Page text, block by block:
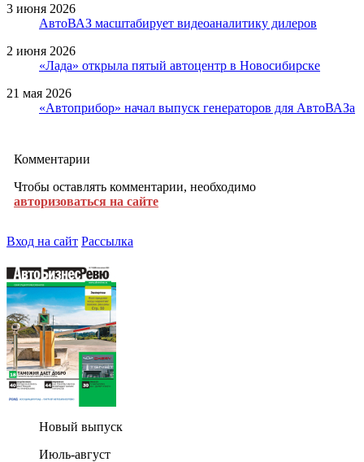
3 июня 2026
АвтоВАЗ масштабирует видеоаналитику дилеров
2 июня 2026
«Лада» открыла пятый автоцентр в Новосибирске
21 мая 2026
«Автоприбор» начал выпуск генераторов для АвтоВАЗа
Комментарии
Чтобы оставлять комментарии, необходимо
авторизоваться на сайте
Вход на сайт Рассылка
Новый выпуск
Июль-август